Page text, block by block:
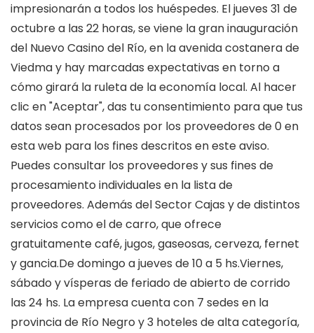
impresionarán a todos los huéspedes. El jueves 31 de
octubre a las 22 horas, se viene la gran inauguración
del Nuevo Casino del Río, en la avenida costanera de
Viedma y hay marcadas expectativas en torno a
cómo girará la ruleta de la economía local. Al hacer
clic en "Aceptar", das tu consentimiento para que tus
datos sean procesados por los proveedores de 0 en
esta web para los fines descritos en este aviso.
Puedes consultar los proveedores y sus fines de
procesamiento individuales en la lista de
proveedores. Además del Sector Cajas y de distintos
servicios como el de carro, que ofrece
gratuitamente café, jugos, gaseosas, cerveza, fernet
y gancia.De domingo a jueves de 10 a 5 hs.Viernes,
sábado y vísperas de feriado de abierto de corrido
las 24 hs. La empresa cuenta con 7 sedes en la
provincia de Río Negro y 3 hoteles de alta categoría,